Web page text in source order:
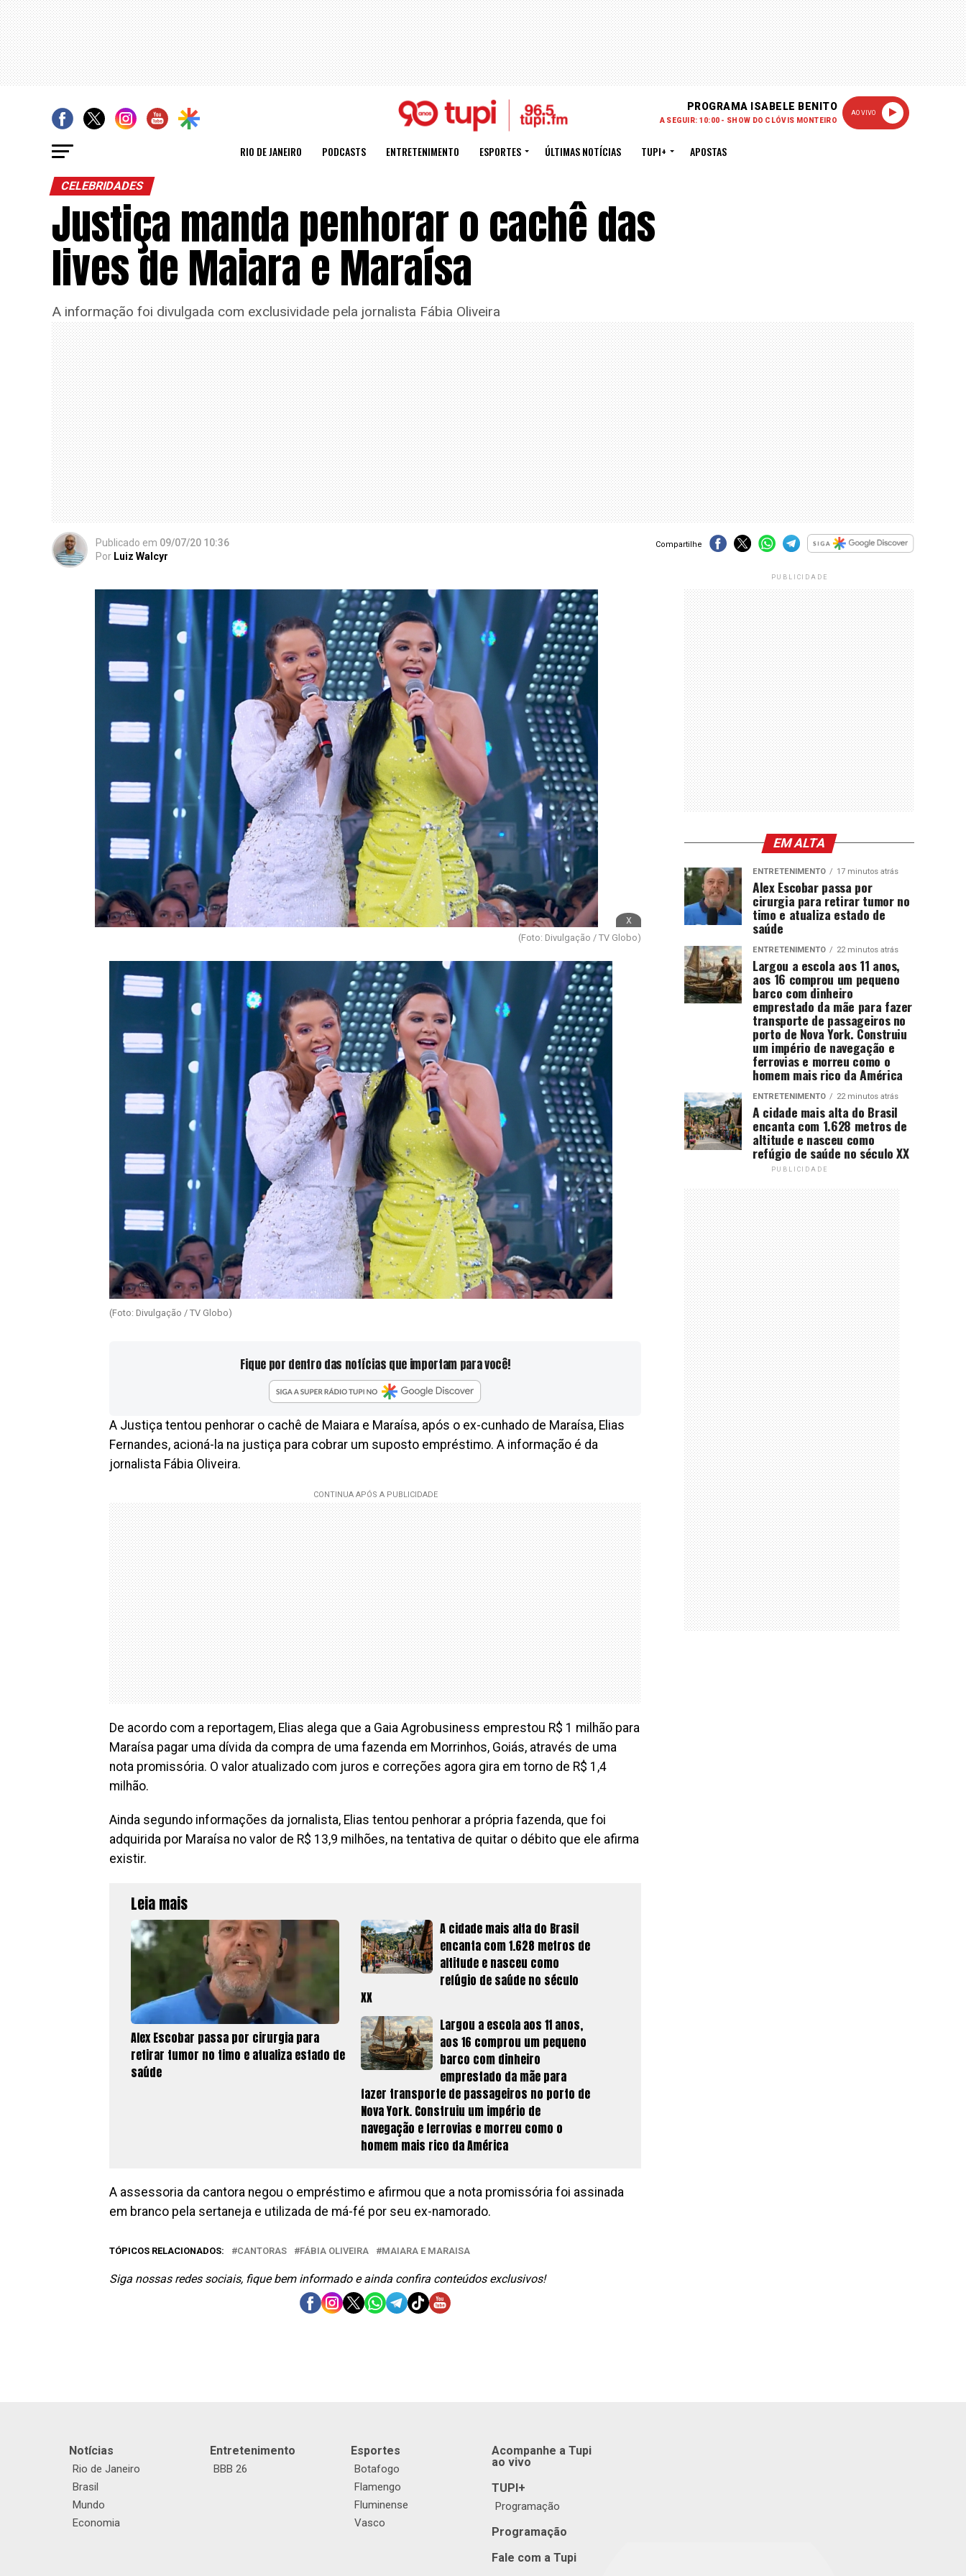
PROGRAMA ISABELE BENITO
A SEGUIR: 10:00 - SHOW DO CLÓVIS MONTEIRO
AO VIVO
RIO DE JANEIRO PODCASTS ENTRETENIMENTO ESPORTES ÚLTIMAS NOTÍCIAS TUPI+ APOSTAS
CELEBRIDADES
Justiça manda penhorar o cachê das
lives de Maiara e Maraísa
A informação foi divulgada com exclusividade pela jornalista Fábia Oliveira
Publicado em 09/07/20 10:36
Por Luiz Walcyr
Compartilhe
x
(Foto: Divulgação / TV Globo)
(Foto: Divulgação / TV Globo)
Fique por dentro das notícias que importam para você!
A Justiça tentou penhorar o cachê de Maiara e Maraísa, após o ex-cunhado de Maraísa, Elias
Fernandes, acioná-la na justiça para cobrar um suposto empréstimo. A informação é da
jornalista Fábia Oliveira.
De acordo com a reportagem, Elias alega que a Gaia Agrobusiness emprestou R$ 1 milhão para
Maraísa pagar uma dívida da compra de uma fazenda em Morrinhos, Goiás, através de uma
nota promissória. O valor atualizado com juros e correções agora gira em torno de R$ 1,4
milhão.
Ainda segundo informações da jornalista, Elias tentou penhorar a própria fazenda, que foi
adquirida por Maraísa no valor de R$ 13,9 milhões, na tentativa de quitar o débito que ele afirma
existir.
Leia mais
Alex Escobar passa por cirurgia para
retirar tumor no timo e atualiza estado de
saúde
A cidade mais alta do Brasil
encanta com 1.628 metros de
altitude e nasceu como
refúgio de saúde no século
XX
Largou a escola aos 11 anos,
aos 16 comprou um pequeno
barco com dinheiro
emprestado da mãe para
fazer transporte de passageiros no porto de
Nova York. Construiu um império de
navegação e ferrovias e morreu como o
homem mais rico da América
A assessoria da cantora negou o empréstimo e afirmou que a nota promissória foi assinada
em branco pela sertaneja e utilizada de má-fé por seu ex-namorado.
TÓPICOS RELACIONADOS: CANTORAS FÁBIA OLIVEIRA MAIARA E MARAISA
Siga nossas redes sociais, fique bem informado e ainda confira conteúdos exclusivos!
PUBLICIDADE
EM ALTA
ENTRETENIMENTO 17 minutos atrás
Alex Escobar passa por
cirurgia para retirar tumor no
timo e atualiza estado de
saúde
ENTRETENIMENTO 22 minutos atrás
Largou a escola aos 11 anos,
aos 16 comprou um pequeno
barco com dinheiro
emprestado da mãe para fazer
transporte de passageiros no
porto de Nova York. Construiu
um império de navegação e
ferrovias e morreu como o
homem mais rico da América
ENTRETENIMENTO 22 minutos atrás
A cidade mais alta do Brasil
encanta com 1.628 metros de
altitude e nasceu como
refúgio de saúde no século XX
PUBLICIDADE
Notícias
Rio de Janeiro
Brasil
Mundo
Economia
Entretenimento
BBB 26
Esportes
Botafogo
Flamengo
Fluminense
Vasco
Acompanhe a Tupi
ao vivo
TUPI+
Programação
Programação
Fale com a Tupi